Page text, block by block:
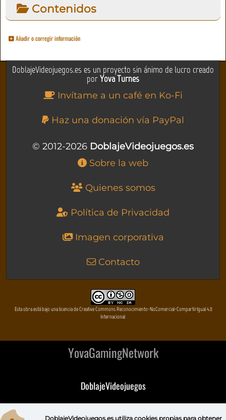
Contenidos
Añadir o corregir información
DoblajeVideojuegos.es es un proyecto sin ánimo de lucro creado
porYova Turnes
Invítame a un café en Ko-Fi
Haz una donación vía PayPal
© 2012-2026 DoblajeVideojuegos.es
Sobre la web
Quienes somos
Política de Privacidad
Imagen corporativa
Contacto
Esta obra está bajo una licencia de Creative Commons Reconocimiento-NoComercial-CompartirIgual 4.0
Internacional
YovaGamingNetwork
DoblajeVideojuegos
DoblajeVideojuegos.es utiliza cookies propiaspara obtener